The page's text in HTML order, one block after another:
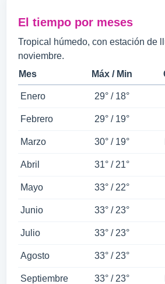
El tiempo por meses
Tropical húmedo, con estación de
noviembre.
Mes
Máx / Min
Enero 29° / 18°
Febrero 29° / 19°
Marzo 30° / 19°
Abril 31° / 21°
Mayo 33° / 22°
Junio 33° / 23°
Julio 33° / 23°
Agosto 33° / 23°
Septiembre 33° / 23°